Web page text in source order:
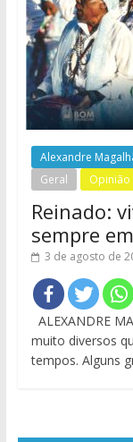
Alexandre
Geral
Opinião
Reinado:
sempre
3 de agosto de
ALEXANDRE
muito diversos
tempos. Alguns